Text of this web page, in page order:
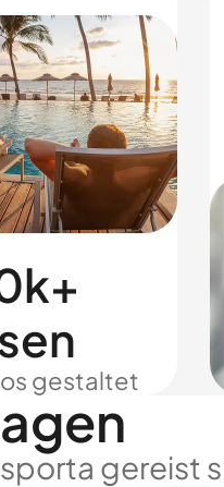
gestaltet
gereist